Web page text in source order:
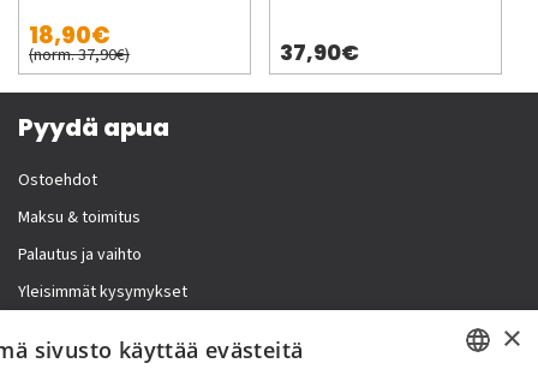
18,90€
(norm. 37,90€) 37,90€
Pyydä apua
Ostoehdot
Maksu & toimitus
Palautus ja vaihto
Yleisimmät kysymykset
Lisää meistä ×
sivusto käyttää evästeitä